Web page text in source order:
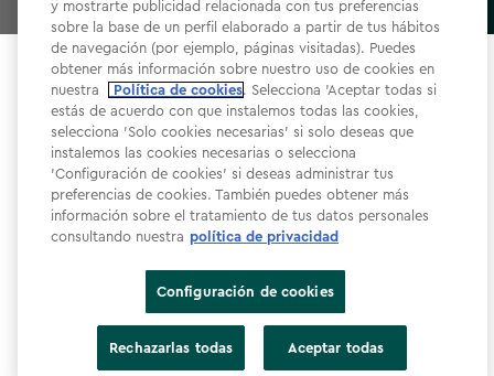
Select your store
It looks like you’re joining us from a different country.
At which store would you like to shop?
España Estados Unidos
label.payment
Términos y condiciones de la web
Política de privacidad
Declaración de accesibilidad​
Configuración de cookies
y mostrarte publicidad relacionada con tus preferencias
sobre la base de un perfil elaborado a partir de tus hábitos
de navegación (por ejemplo, páginas visitadas). Puedes
obtener más información sobre nuestro uso de cookies en
nuestra
Política de cookies. Selecciona 'Aceptar todas si
estás de acuerdo con que instalemos todas las cookies,
selecciona 'Solo cookies necesarias' si solo deseas que
instalemos las cookies necesarias o selecciona
'Configuración de cookies' si deseas administrar tus
preferencias de cookies. También puedes obtener más
información sobre el tratamiento de tus datos personales
consultando nuestra política de privacidad
Configuración de cookies
Rechazarlas todas Aceptar todas